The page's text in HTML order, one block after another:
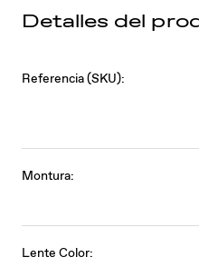
Detalles del
Referencia (SKU):
Montura:
Lente Color: